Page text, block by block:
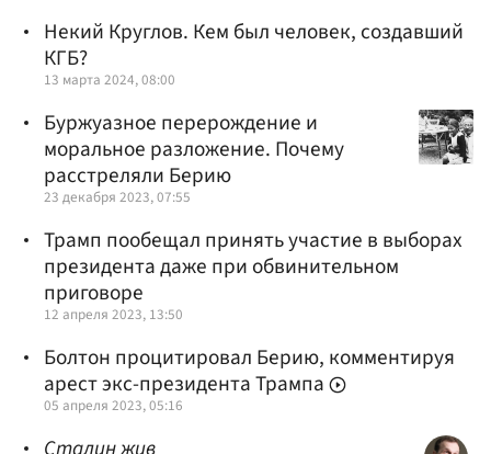
Некий Круглов. Кем был человек, создавший
КГБ?
13 марта 2024, 08:00
Буржуазное перерождение и
моральное разложение. Почему
расстреляли Берию
23 декабря 2023, 07:55
Трамп пообещал принять участие в выборах
президента даже при обвинительном
приговоре
12 апреля 2023, 13:50
Болтон процитировал Берию, комментируя
арест экс-президента Трампа
05 апреля 2023, 05:16